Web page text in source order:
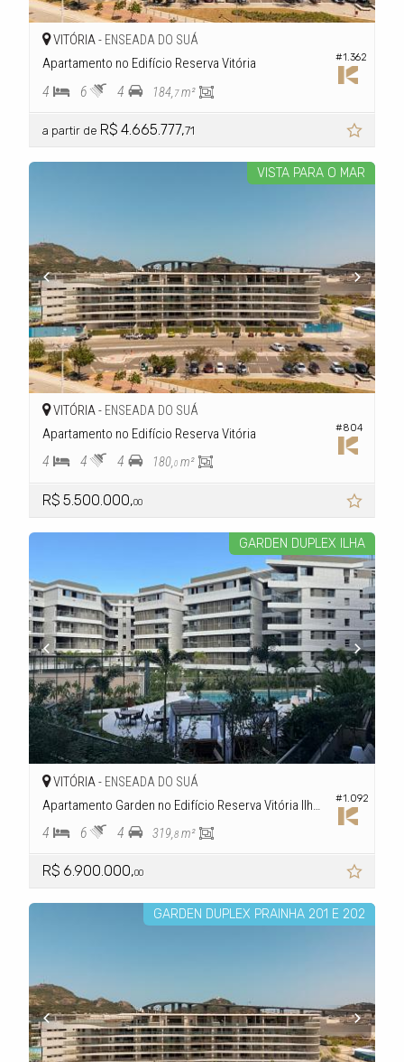
#1.362
VITÓRIA - ENSEADA DO SUÁ
Apartamento no Edifício Reserva Vitória
4 6 4 184,7m²
a partir de R$ 4.665.777,71
VISTA PARA O MAR
#804
VITÓRIA - ENSEADA DO SUÁ
Apartamento no Edifício Reserva Vitória
4 4 4 180,0 m²
R$ 5.500.000,00
GARDEN DUPLEX ILHA
#1.092
VITÓRIA - ENSEADA DO SUÁ
4 6 4 319,8 m²
R$ 6.900.000,00
GARDEN DUPLEX PRAINHA 201 E 202